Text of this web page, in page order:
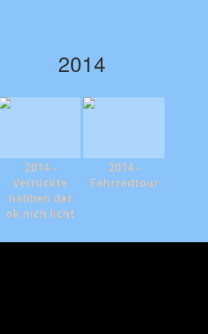
2014
2014 -
Verrückte
hebben dat
ok nich licht
2014 -
Fahrradtour